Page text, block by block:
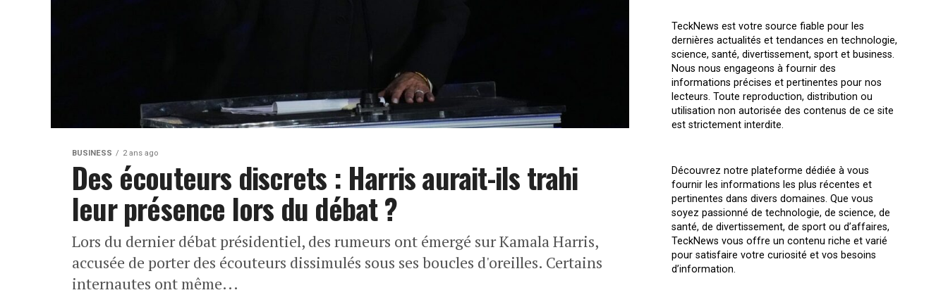
BUSINESS 2 ans ago
Des écouteurs discrets : Harris aurait-ils trahi
leur présence lors du débat ?
Lors du dernier débat présidentiel, des rumeurs ont émergé sur Kamala Harris,
accusée de porter des écouteurs dissimulés sous ses boucles d'oreilles. Certains
internautes ont même...
TeckNews est votre source fiable pour les
dernières actualités et tendances en technologie,
science, santé, divertissement, sport et business.
Nous nous engageons à fournir des
informations précises et pertinentes pour nos
lecteurs. Toute reproduction, distribution ou
utilisation non autorisée des contenus de ce site
est strictement interdite.
Découvrez notre plateforme dédiée à vous
fournir les informations les plus récentes et
pertinentes dans divers domaines. Que vous
soyez passionné de technologie, de science, de
santé, de divertissement, de sport ou d’affaires,
TeckNews vous offre un contenu riche et varié
pour satisfaire votre curiosité et vos besoins
d’information.